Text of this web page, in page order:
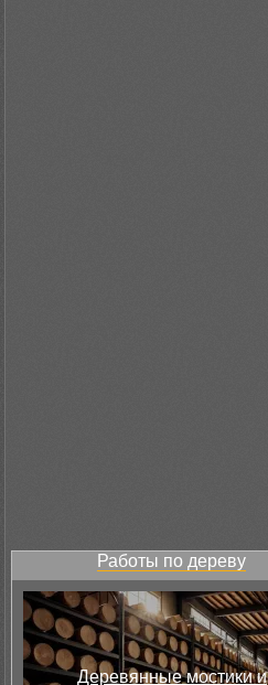
Работы по дереву
Деревянные мостики и